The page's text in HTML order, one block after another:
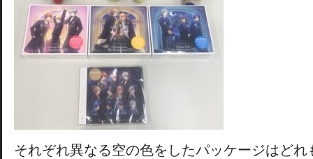
それぞれ異なる空の色をしたパッケージはどれ